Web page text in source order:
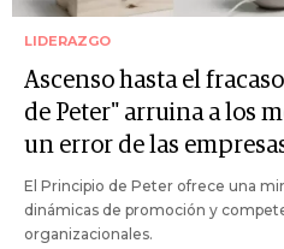
LIDERAZGO
Ascenso hasta el
de Peter" arruina a los
un error de las
El Principio de Peter ofrece una
dinámicas de promoción y
organizacionales.